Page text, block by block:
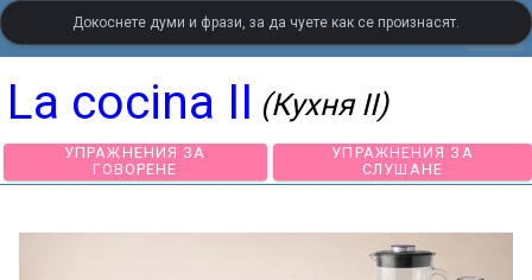
LanguageGuide.org•Испански визуален речник
La cocina II (Кухня II)
УПРАЖНЕНИЯ ЗА
УПРАЖНЕНИЯ
Докоснете думи и фрази, за да чуете как се произнасят.